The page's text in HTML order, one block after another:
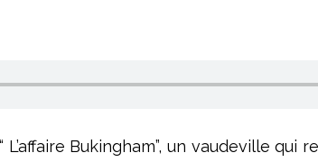
Bukingham”, un vaudeville